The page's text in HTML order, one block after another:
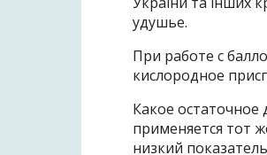
удушье.
При работе с
кислородное
Какое остаточное
применяется тот
низкий